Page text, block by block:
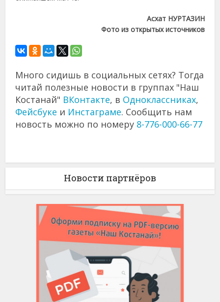
Асхат НУРТАЗИН
Фото из открытых источников
Много сидишь в социальных сетях? Тогда
читай полезные новости в группах "Наш
Костанай" ВКонтакте, в Одноклассниках,
Фейсбуке и Инстаграме. Сообщить нам
новость можно по номеру 8-776-000-66-77
Новости партнёров